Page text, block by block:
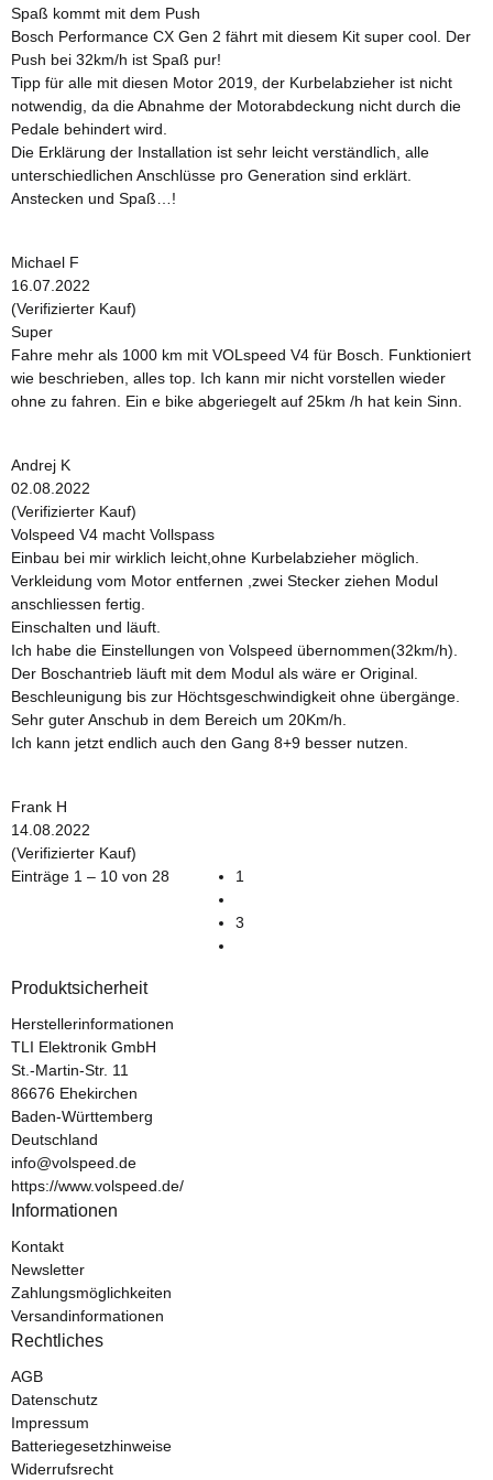
Spaß kommt mit dem Push
Bosch Performance CX Gen 2 fährt mit diesem Kit super cool. Der
Push bei 32km/h ist Spaß pur!
Tipp für alle mit diesen Motor 2019, der Kurbelabzieher ist nicht
notwendig, da die Abnahme der Motorabdeckung nicht durch die
Pedale behindert wird.
Die Erklärung der Installation ist sehr leicht verständlich, alle
unterschiedlichen Anschlüsse pro Generation sind erklärt.
Anstecken und Spaß…!
Michael F
16.07.2022
(Verifizierter Kauf)
Super
Fahre mehr als 1000 km mit VOLspeed V4 für Bosch. Funktioniert
wie beschrieben, alles top. Ich kann mir nicht vorstellen wieder
ohne zu fahren. Ein e bike abgeriegelt auf 25km /h hat kein Sinn.
Andrej K
02.08.2022
(Verifizierter Kauf)
Volspeed V4 macht Vollspass
Einbau bei mir wirklich leicht,ohne Kurbelabzieher möglich.
Verkleidung vom Motor entfernen ,zwei Stecker ziehen Modul
anschliessen fertig.
Einschalten und läuft.
Ich habe die Einstellungen von Volspeed übernommen(32km/h).
Der Boschantrieb läuft mit dem Modul als wäre er Original.
Beschleunigung bis zur Höchtsgeschwindigkeit ohne übergänge.
Sehr guter Anschub in dem Bereich um 20Km/h.
Ich kann jetzt endlich auch den Gang 8+9 besser nutzen.
Frank H
14.08.2022
(Verifizierter Kauf)
Einträge 1 – 10 von 28
1
3
Produktsicherheit
Herstellerinformationen
TLI Elektronik GmbH
St.-Martin-Str. 11
86676 Ehekirchen
Baden-Württemberg
Deutschland
info@volspeed.de
https://www.volspeed.de/
Informationen
Kontakt
Newsletter
Zahlungsmöglichkeiten
Versandinformationen
Rechtliches
AGB
Datenschutz
Impressum
Batteriegesetzhinweise
Widerrufsrecht